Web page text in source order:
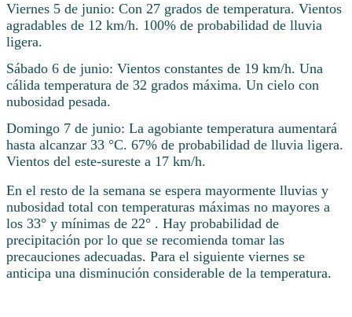
Viernes 5 de junio: Con 27 grados de temperatura. Vientos
agradables de 12 km/h. 100% de probabilidad de lluvia
ligera.
Sábado 6 de junio: Vientos constantes de 19 km/h. Una
cálida temperatura de 32 grados máxima. Un cielo con
nubosidad pesada.
Domingo 7 de junio: La agobiante temperatura aumentará
hasta alcanzar 33 °C. 67% de probabilidad de lluvia ligera.
Vientos del este-sureste a 17 km/h.
En el resto de la semana se espera mayormente lluvias y
nubosidad total con temperaturas máximas no mayores a
los 33° y mínimas de 22° . Hay probabilidad de
precipitación por lo que se recomienda tomar las
precauciones adecuadas. Para el siguiente viernes se
anticipa una disminución considerable de la temperatura.